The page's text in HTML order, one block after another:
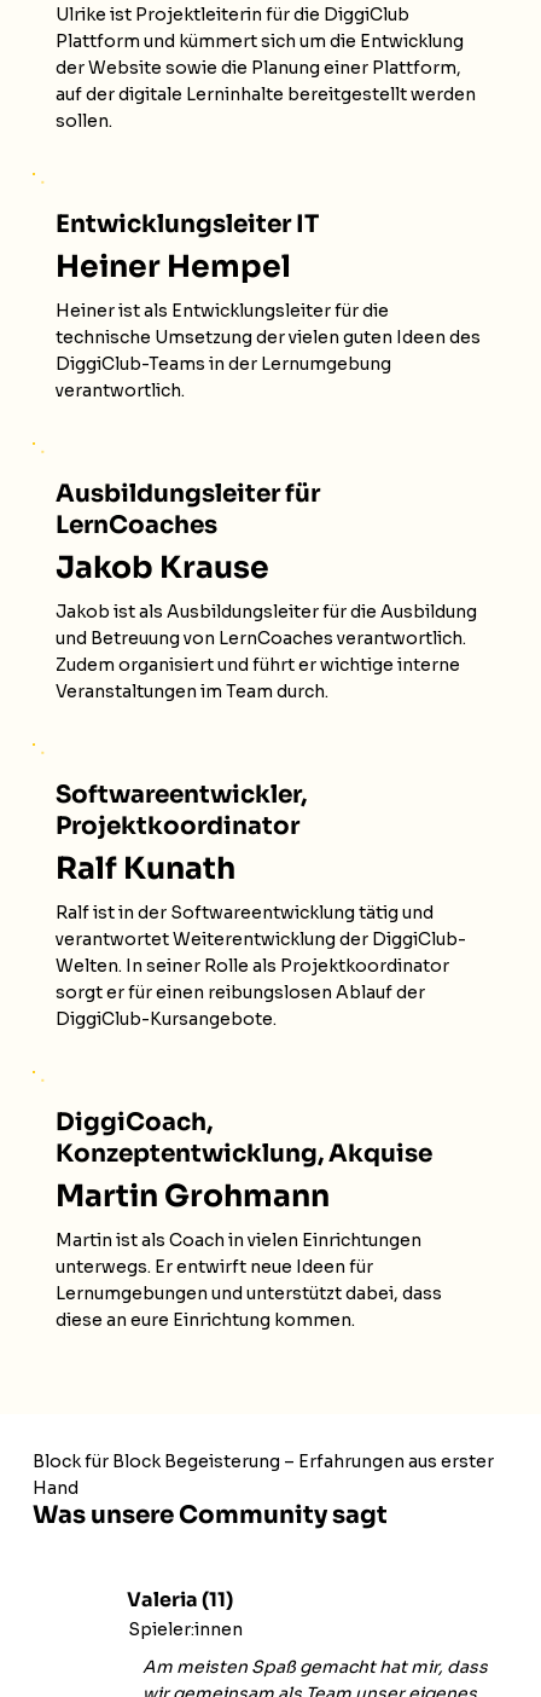
Ulrike ist Projektleiterin für die DiggiClub
Plattform und kümmert sich um die Entwicklung
der Website sowie die Planung einer Plattform,
auf der digitale Lerninhalte bereitgestellt werden
sollen.
Heiner Hempel
Entwicklungsleiter IT
Heiner ist als Entwicklungsleiter für die
technische Umsetzung der vielen guten Ideen des
DiggiClub-Teams in der Lernumgebung
verantwortlich.
Jakob Krause
Ausbildungsleiter für
LernCoaches
Jakob ist als Ausbildungsleiter für die Ausbildung
und Betreuung von LernCoaches verantwortlich.
Zudem organisiert und führt er wichtige interne
Veranstaltungen im Team durch.
Ralf Kunath
Softwareentwickler,
Projektkoordinator
Ralf ist in der Softwareentwicklung tätig und
verantwortet Weiterentwicklung der DiggiClub-
Welten. In seiner Rolle als Projektkoordinator
sorgt er für einen reibungslosen Ablauf der
DiggiClub-Kursangebote.
Martin Grohmann
DiggiCoach,
Konzeptentwicklung, Akquise
Martin ist als Coach in vielen Einrichtungen
unterwegs. Er entwirft neue Ideen für
Lernumgebungen und unterstützt dabei, dass
diese an eure Einrichtung kommen.
Block für Block Begeisterung – Erfahrungen aus erster
Hand
Was unsere Community sagt
Valeria (11)
Spieler:innen
Am meisten Spaß gemacht hat mir, dass